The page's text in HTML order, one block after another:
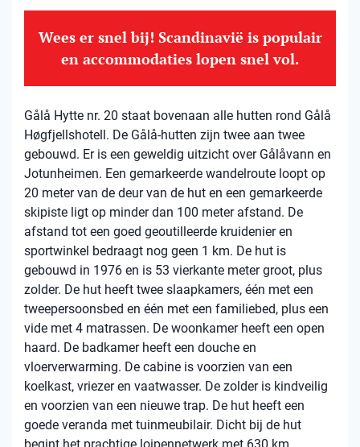
Wees er snel bij! Scandinavië is populair
en accommodaties lopen snel vol.
Gålå Hytte nr. 20 staat bovenaan alle hutten rond Gålå
Høgfjellshotell. De Gålå-hutten zijn twee aan twee
gebouwd. Er is een geweldig uitzicht over Gålåvann en
Jotunheimen. Een gemarkeerde wandelroute loopt op
20 meter van de deur van de hut en een gemarkeerde
skipiste ligt op minder dan 100 meter afstand. De
afstand tot een goed geoutilleerde kruidenier en
sportwinkel bedraagt ​​nog geen 1 km. De hut is
gebouwd in 1976 en is 53 vierkante meter groot, plus
zolder. De hut heeft twee slaapkamers, één met een
tweepersoonsbed en één met een familiebed, plus een
vide met 4 matrassen. De woonkamer heeft een open
haard. De badkamer heeft een douche en
vloerverwarming. De cabine is voorzien van een
koelkast, vriezer en vaatwasser. De zolder is kindveilig
en voorzien van een nieuwe trap. De hut heeft een
goede veranda met tuinmeubilair. Dicht bij de hut